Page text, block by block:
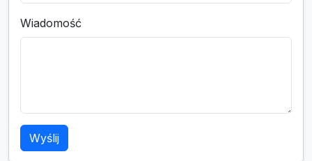
Wiadomość
Wyślij